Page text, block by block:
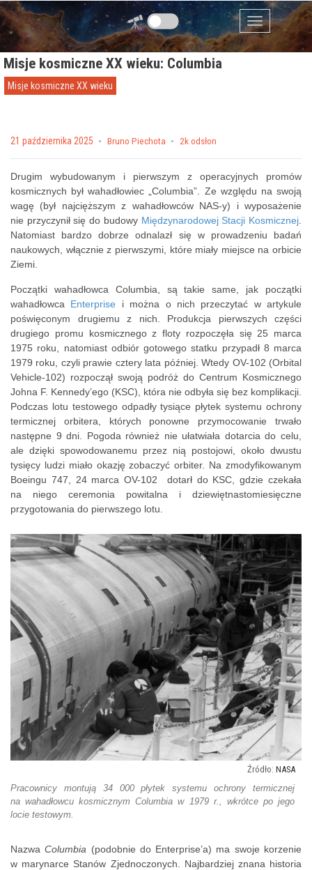
Przejdź do zawartości
Menu
Misje kosmiczne XX wieku: Columbia
Misje kosmiczne XX wieku
Posted on
21 października 2025 by Bruno Piechota 2k odsłon
Drugim wybudowanym i pierwszym z operacyjnych promów
kosmicznych był wahadłowiec „Columbia”. Ze względu na swoją
wagę (był najcięższym z wahadłowców NAS-y) i wyposażenie
nie przyczynił się do budowy Międzynarodowej Stacji Kosmicznej
Natomiast bardzo dobrze odnalazł się w prowadzeniu badań
naukowych, włącznie z pierwszymi, które miały miejsce na orbicie
Ziemi.
Początki wahadłowca Columbia, są takie same, jak początki
wahadłowca Enterprise i można o nich przeczytać w artykule
poświęconym drugiemu z nich. Produkcja pierwszych części
drugiego promu kosmicznego z floty rozpoczęła się 25 marca
1975 roku, natomiast odbiór gotowego statku przypadł 8 marca
1979 roku, czyli prawie cztery lata później. Wtedy OV-102 (Orbital
Vehicle-102) rozpoczął swoją podróż do Centrum Kosmicznego
Johna F. Kennedy’ego (KSC), która nie odbyła się bez komplikacji.
Podczas lotu testowego odpadły tysiące płytek systemu ochrony
termicznej orbitera, których ponowne przymocowanie trwało
następne 9 dni. Pogoda również nie ułatwiała dotarcia do celu,
ale dzięki spowodowanemu przez nią postojowi, około dwustu
tysięcy ludzi miało okazję zobaczyć orbiter. Na zmodyfikowanym
Boeingu 747, 24 marca OV-102 dotarł do KSC, gdzie czekała
na niego ceremonia powitalna i dziewiętnastomiesięczne
przygotowania do pierwszego lotu.
NASA
Pracownicy montują 34 000 płytek systemu ochrony termicznej
na wahadłowcu kosmicznym Columbia w 1979 r., wkrótce po jego
locie testowym.
NazwaColumbia (podobnie do Enterprise’a) ma swoje korzenie
w marynarce Stanów Zjednoczonych. Najbardziej znana historia